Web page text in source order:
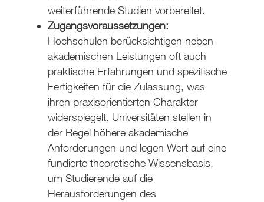
weiterführende Studien vorbereitet.
Zugangsvoraussetzungen:
Hochschulen berücksichtigen neben
akademischen Leistungen oft auch
praktische Erfahrungen und spezifische
Fertigkeiten für die Zulassung, was
ihren praxisorientierten Charakter
widerspiegelt. Universitäten stellen in
der Regel höhere akademische
Anforderungen und legen Wert auf eine
fundierte theoretische Wissensbasis,
um Studierende auf die
Herausforderungen des